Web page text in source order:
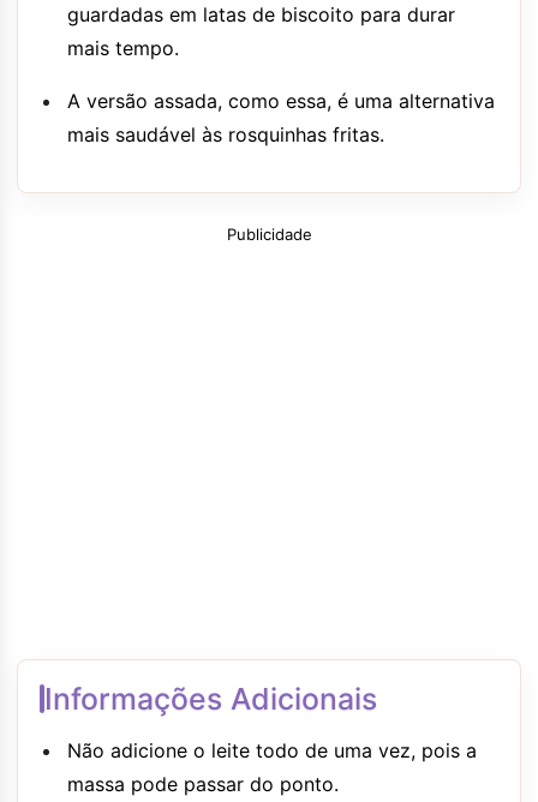
guardadas em latas de biscoito para durar
mais tempo.
A versão assada, como essa, é uma alternativa
mais saudável às rosquinhas fritas.
Publicidade
Informações Adicionais
Não adicione o leite todo de uma vez, pois a
massa pode passar do ponto.